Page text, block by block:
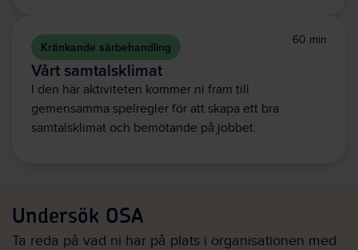
Kränkande särbehandling 60 min
Vårt samtalsklimat
I den här aktiviteten kommer ni fram till
gemensamma spelregler för att skapa ett bra
samtalsklimat och bemötande på jobbet.
Undersök OSA
Ta reda på vad ni har på plats i organisationen med